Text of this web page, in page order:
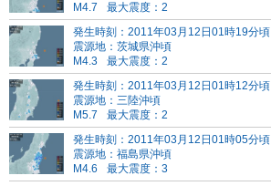
M4.7
最大震度：2
発生時刻：2011年03月12日01時19分頃
震源地：茨城県沖頃
M4.3
最大震度：2
発生時刻：2011年03月12日01時12分頃
震源地：三陸沖頃
M5.7
最大震度：2
発生時刻：2011年03月12日01時05分頃
震源地：福島県沖頃
M4.6
最大震度：3